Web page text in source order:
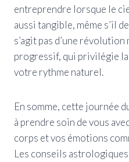
entreprendre lorsque le
aussi tangible, même s’il
s’agit pas d’une révolution
progressif, qui privilégie
votre rythme naturel.
En somme, cette journée
à prendre soin de vous
corps et vos émotions
Les conseils